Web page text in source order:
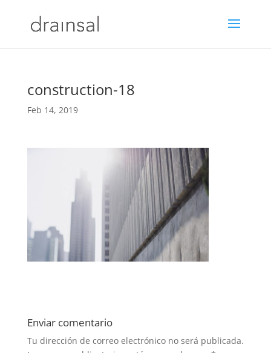
construction-18
Feb 14, 2019
Enviar comentario
Tu dirección de correo electrónico no será publicada.